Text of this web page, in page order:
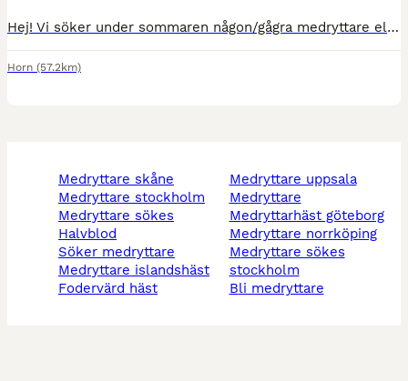
Hej! Vi söker under sommaren någon/gågra medryttare eller aktiverare för två av tre hästar. Vi har en varmblod/halvblod valack på 19 år samt ett 16 årigt Islandssto Vi söker dig som gillar skogsture
Horn (57.2km)
medryttare skåne
medryttare stockholm
medryttare sökes
halvblod
söker medryttare
medryttare islandshäst
fodervärd häst
medryttare uppsala
medryttare
medryttarhäst göteborg
medryttare norrköping
medryttare sökes
stockholm
bli medryttare